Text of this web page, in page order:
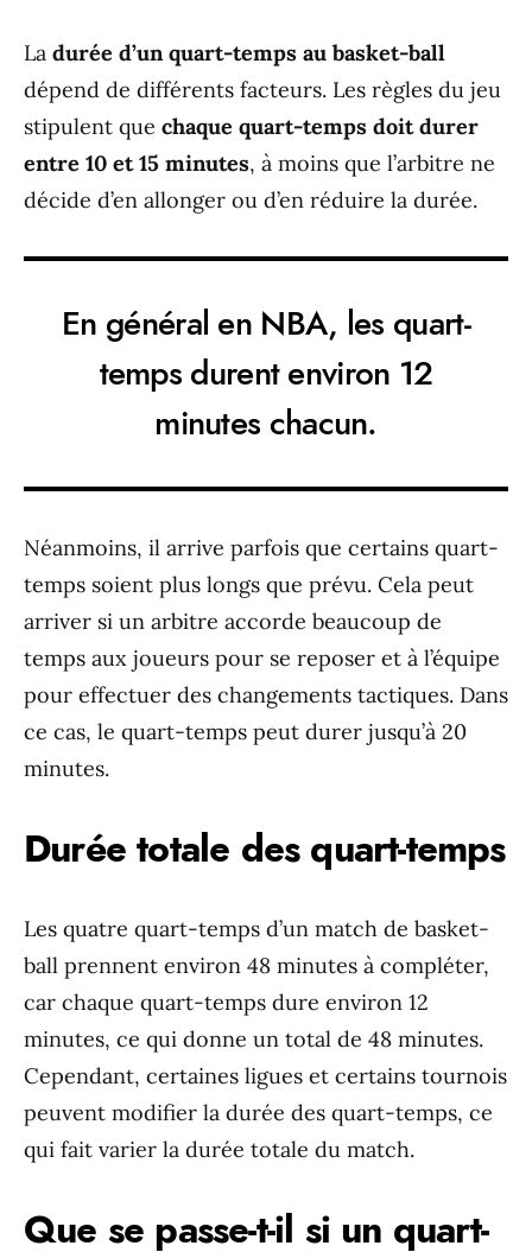
La durée d’un quart-temps au basket-ball
dépend de différents facteurs. Les règles du jeu
stipulent que chaque quart-temps doit durer
entre 10 et 15 minutes, à moins que l’arbitre ne
décide d’en allonger ou d’en réduire la durée.
En général en NBA, les quart-
temps durent environ 12
minutes chacun.
Néanmoins, il arrive parfois que certains quart-
temps soient plus longs que prévu. Cela peut
arriver si un arbitre accorde beaucoup de
temps aux joueurs pour se reposer et à l’équipe
pour effectuer des changements tactiques. Dans
ce cas, le quart-temps peut durer jusqu’à 20
minutes.
Durée totale des quart-temps
Les quatre quart-temps d’un match de basket-
ball prennent environ 48 minutes à compléter,
car chaque quart-temps dure environ 12
minutes, ce qui donne un total de 48 minutes.
Cependant, certaines ligues et certains tournois
peuvent modifier la durée des quart-temps, ce
qui fait varier la durée totale du match.
Que se passe-t-il si un quart-